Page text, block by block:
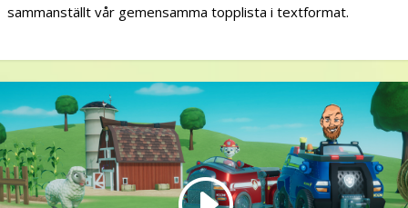
sammanställt vår gemensamma topplista i textformat.